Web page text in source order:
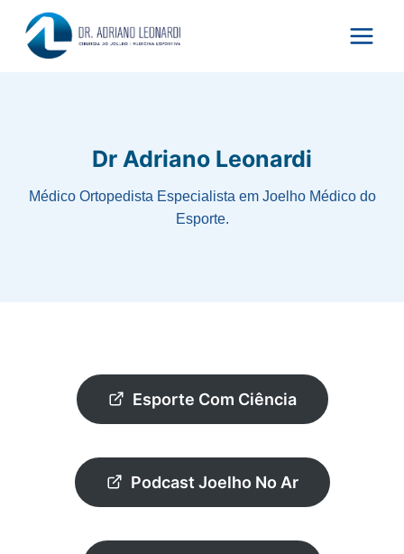
para
Dr Adriano Leonardi
Médico Ortopedista Especialista em Joelho Médico do
Esporte.
Esporte Com Ciência
Podcast Joelho No Ar